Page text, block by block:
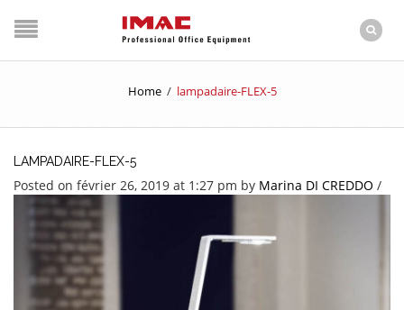
Home / lampadaire-FLEX-5
LAMPADAIRE-FLEX-5
Posted on février 26, 2019 at 1:27 pm by Marina DI CREDDO /